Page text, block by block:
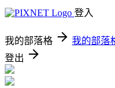
登入
我的部落格 我的部落
登出